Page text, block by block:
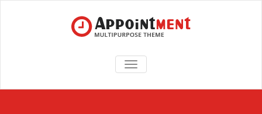
TOGGLE
NAVIGATION